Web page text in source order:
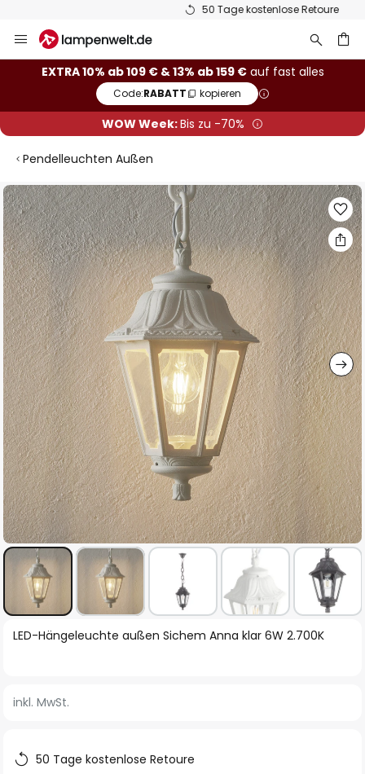
50 Tage kostenlose Retoure
Inhalt
springen
EXTRA 10% ab 109 € & 13% ab 159 €auf fast alles
Code:RABATT kopieren
WOW Week:Bis zu -70%
Pendelleuchten Außen
Zum
Ende
der
Bildgalerie
springen
Zum
springen
LED-Hängeleuchte außen Sichem Anna klar 6W 2.700K
inkl. MwSt.
50 Tage kostenlose Retoure